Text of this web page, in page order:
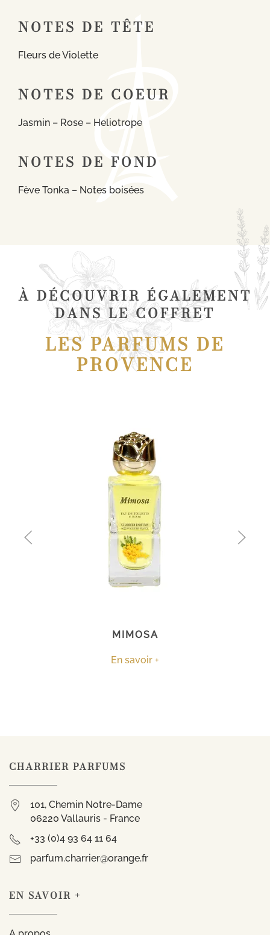
NOTES DE TÊTE
Fleurs de Violette
NOTES DE COEUR
Jasmin – Rose – Heliotrope
NOTES DE FOND
Fève Tonka – Notes boisées
À DÉCOUVRIR ÉGALEMENT
DANS LE COFFRET
LES PARFUMS DE
PROVENCE
MIMOSA
En savoir +
CHARRIER PARFUMS
101, Chemin Notre-Dame
06220 Vallauris - France
+33 (0)4 93 64 11 64
parfum.charrier@orange.fr
EN SAVOIR +